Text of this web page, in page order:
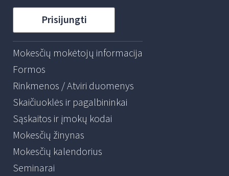
Prisijungti
Mokesčių mokėtojų informacija
Formos
Rinkmenos / Atviri duomenys
Skaičiuoklės ir pagalbininkai
Sąskaitos ir įmokų kodai
Mokesčių žinynas
Mokesčių kalendorius
Seminarai